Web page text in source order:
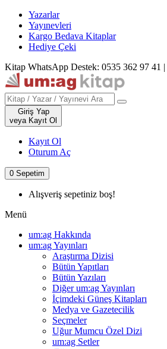
Yazarlar
Yayınevleri
Kargo Bedava Kitaplar
Hediye Çeki
Kitap WhatsApp Destek: 0535 362 97 41 |
Giriş Yap
veya Kayıt Ol
Kayıt Ol
Oturum Aç
0 Sepetim
Alışveriş sepetiniz boş!
Menü
um:ag Hakkında
um:ag Yayınları
Araştırma Dizisi
Bütün Yapıtları
Bütün Yazıları
Diğer um:ag Yayınları
İçimdeki Güneş Kitapları
Medya ve Gazetecilik
Seçmeler
Uğur Mumcu Özel Dizi
um:ag Setler